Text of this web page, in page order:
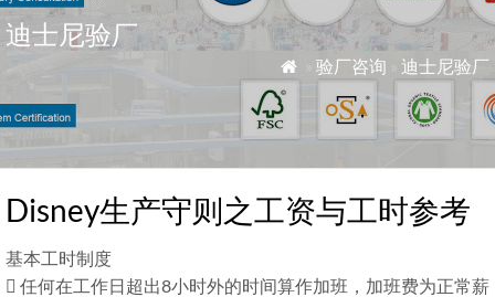
迪士尼验厂
 验厂咨询 迪士尼验厂
Disney生产守则之工资与工时参考
基本工时制度
 任何在工作日超出8小时外的时间算作加班，加班费为正常薪